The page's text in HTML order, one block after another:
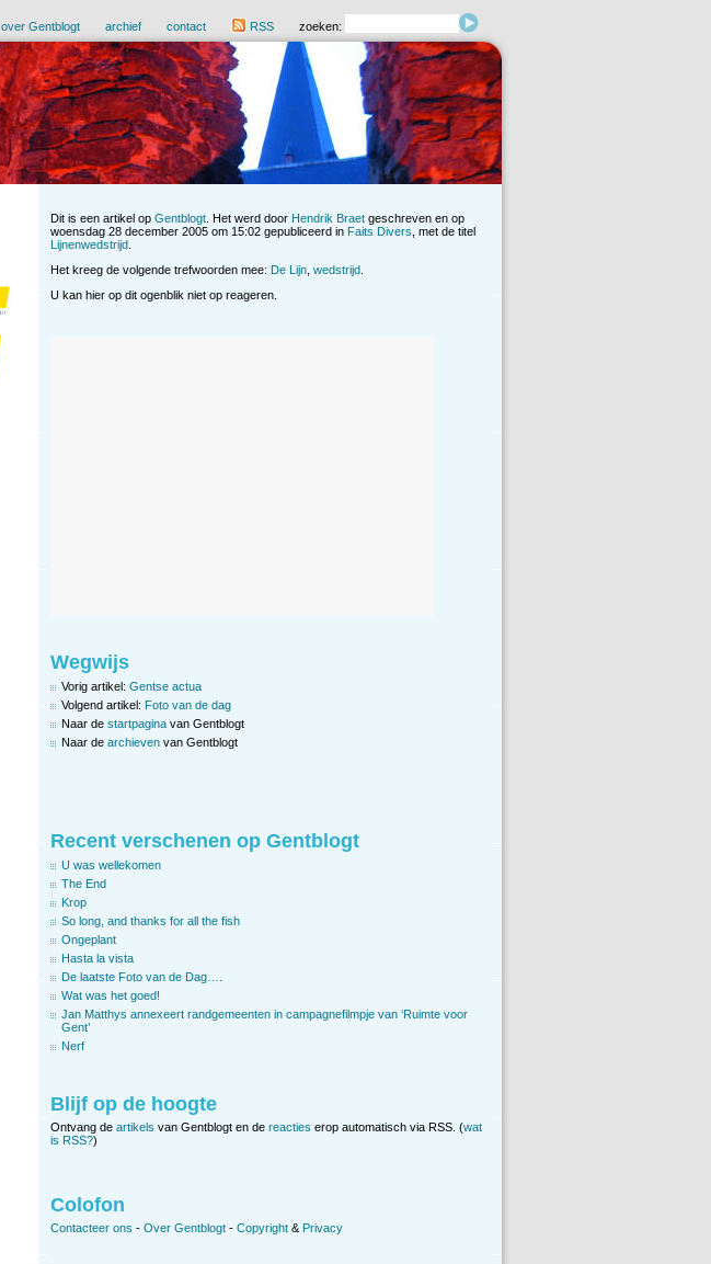
over Gentblogt archief contact RSS zoeken:
Dit is een artikel op Gentblogt . Het werd door Hendrik Braet geschreven en op
woensdag 28 december 2005 om 15:02 gepubliceerd in Faits Divers , met de titel
Lijnenwedstrijd
Het kreeg de volgende trefwoorden mee: De Lijn wedstrijd
U kan hier op dit ogenblik niet op reageren.
Wegwijs
Vorig artikel: Gentse actua
Volgend artikel: Foto van de dag
Naar de startpagina van Gentblogt
Naar de archieven van Gentblogt
Recent verschenen op Gentblogt
U was wellekomen
The End
Krop
So long, and thanks for all the fish
Ongeplant
Hasta la vista
De laatste Foto van de Dag….
Wat was het goed!
Jan Matthys annexeert randgemeenten in campagnefilmpje van ‘Ruimte voor
Gent’
Nerf
Blijf op de hoogte
Ontvang de artikels van Gentblogt en de reacties erop automatisch via RSS. (wat
is RSS?)
Colofon
Contacteer ons - Over Gentblogt - Copyright & Privacy